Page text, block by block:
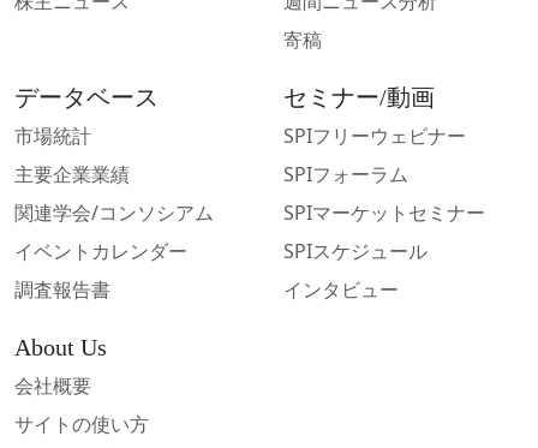
寄稿
データベース
市場統計
主要企業業績
関連学会/コンソシアム
イベントカレンダー
調査報告書
セミナー/動画
SPIフリーウェビナー
SPIフォーラム
SPIマーケットセミナー
SPIスケジュール
インタビュー
About Us
会社概要
サイトの使い方